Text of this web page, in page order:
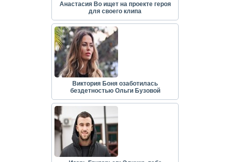
Анастасия Во ищет на проекте героя
для своего клипа
Виктория Боня озаботилась
бездетностью Ольги Бузовой